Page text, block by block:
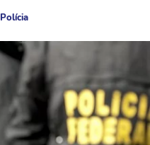
Polícia